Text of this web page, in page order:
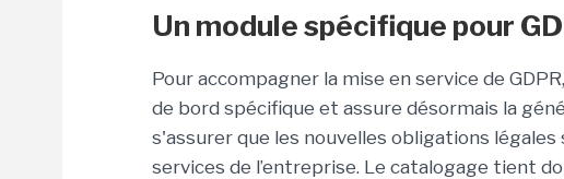
Un module spécifique pour
Pour accompagner la mise en service de
de bord spécifique et assure désormais la
s'assurer que les nouvelles obligations
services de l’entreprise. Le catalogage tient